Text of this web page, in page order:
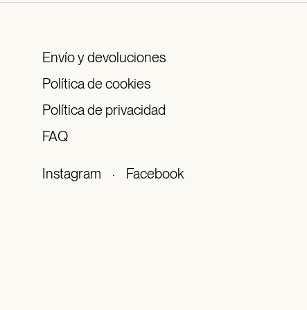
Envío y devoluciones
Política de cookies
Política de privacidad
FAQ
Instagram · Facebook